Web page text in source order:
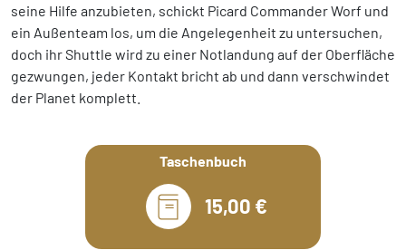
seine Hilfe anzubieten, schickt Picard Commander Worf und
ein Außenteam los, um die Angelegenheit zu untersuchen,
doch ihr Shuttle wird zu einer Notlandung auf der Oberfläche
gezwungen, jeder Kontakt bricht ab und dann verschwindet
der Planet komplett.
Taschenbuch
15,00 €